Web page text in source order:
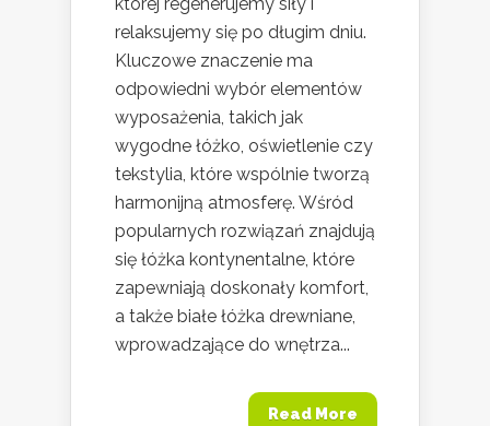
relaksujemy się po długim dniu.
Kluczowe znaczenie ma
odpowiedni wybór elementów
wyposażenia, takich jak
wygodne łóżko, oświetlenie czy
tekstylia, które wspólnie tworzą
harmonijną atmosferę. Wśród
popularnych rozwiązań znajdują
się łóżka kontynentalne, które
zapewniają doskonały komfort,
a także białe łóżka drewniane,
wprowadzające do wnętrza...
Read More